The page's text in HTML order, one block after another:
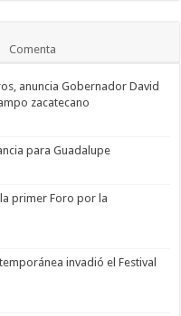
Comenta
anuncia Gobernador David
zacatecano
para Guadalupe
primer Foro por la
invadió el Festival